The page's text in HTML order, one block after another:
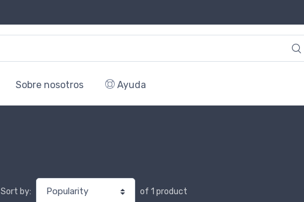
Sobre nosotros Ayuda
Sort by: of 1 product